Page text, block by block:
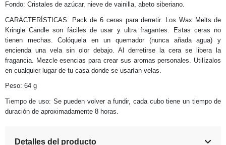
Fondo: Cristales de azúcar, nieve de vainilla, abeto siberiano.
CARACTERÍSTICAS: Pack de 6 ceras para derretir. Los Wax Melts de
Kringle Candle son fáciles de usar y ultra fragantes. Estas ceras no
tienen mechas. Colóquela en un quemador (nunca añada agua) y
encienda una vela sin olor debajo. Al derretirse la cera se libera la
fragancia. Mezcle esencias para crear sus aromas personales. Utilízalos
en cualquier lugar de tu casa donde se usarían velas.
Peso: 64 g
Tiempo de uso: Se pueden volver a fundir, cada cubo tiene un tiempo de
duración de aproximadamente 8 horas.
Detalles del producto